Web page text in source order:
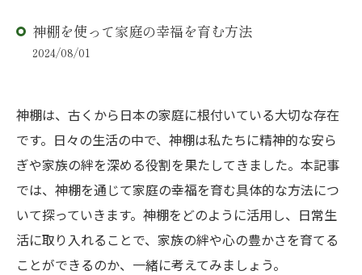
神棚を使って家庭の幸福を育む方法
2024/08/01
神棚は、古くから日本の家庭に根付いている大切な存在
です。日々の生活の中で、神棚は私たちに精神的な安ら
ぎや家族の絆を深める役割を果たしてきました。本記事
では、神棚を通じて家庭の幸福を育む具体的な方法につ
いて探っていきます。神棚をどのように活用し、日常生
活に取り入れることで、家族の絆や心の豊かさを育てる
ことができるのか、一緒に考えてみましょう。